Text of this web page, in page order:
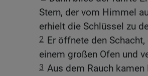
Stern, der vom Himmel
erhielt die Schlüssel zu
2 Er öffnete den
einem großen Ofen und
3 Aus dem Rauch